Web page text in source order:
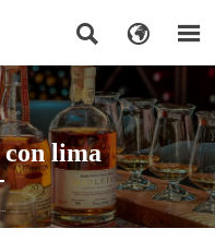
  
lima
lima